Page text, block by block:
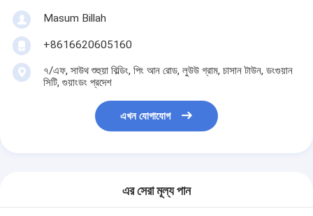
Masum Billah
+8616620605160
৭/এফ, সাউথ শুহুয়া বিল্ডিং, পিং আন রোড, লুউউ গ্রাম, চাসান টাউন, ডংগুয়ান
সিটি, গুয়াংডং প্রদেশ
এখন যোগাযোগ
এর সেরা মূল্য পান